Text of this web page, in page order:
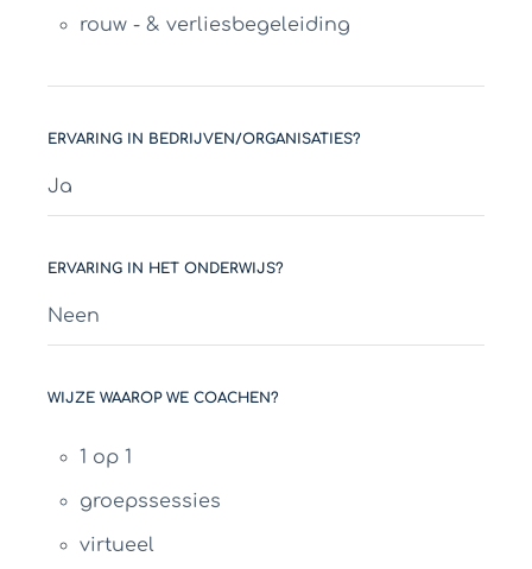
rouw - & verliesbegeleiding
ERVARING IN BEDRIJVEN/ORGANISATIES?
Ja
ERVARING IN HET ONDERWIJS?
Neen
WIJZE WAAROP WE COACHEN?
1 op 1
groepssessies
virtueel